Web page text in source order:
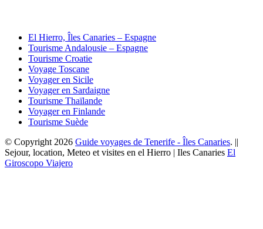
El Hierro, Îles Canaries – Espagne
Tourisme Andalousie – Espagne
Tourisme Croatie
Voyage Toscane
Voyager en Sicile
Voyager en Sardaigne
Tourisme Thaïlande
Voyager en Finlande
Tourisme Suède
© Copyright 2026 Guide voyages de Tenerife - Îles Canaries. ||
Sejour, location, Meteo et visites en el Hierro | Iles Canaries El
Giroscopo Viajero